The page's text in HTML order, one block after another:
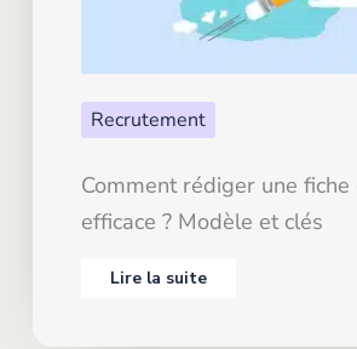
Recrutement
Comment rédiger une
efficace ? Modèle et clés
Lire la suite